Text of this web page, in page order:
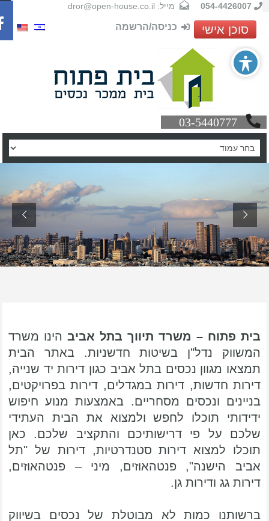
054-4426007 מייל: dror@open-house.co.il
סוכן אישי כניסה/הרשמה
03-5440777
בית פתוח – משרד תיווך בתל אביבהינו משרד
המשווק נדל"ן בשיטות חדשניות. באתר הבית
תמצאו מגוון נכסים בתל אביב כגון דירות יד שנייה,
דירות חדשות, דירות במגדלים, דירות בפרויקטים,
בניינים ונכסים מסחריים. באמצעות מנוע חיפוש
ידידותי תוכלו לחפש ולמצוא את הבית העתידי
שלכם על פי דרישותיכם והתקציב שלכם. כאן
תוכלו למצוא דירות סטנדרטיות, דירות של "תל
אביב הישנה", פנטהאוזים, מיני – פנטהאוזים,
דירות גג ודירות גן.
ברשותנו כמות לא מבוטלת של נכסים בשיווק